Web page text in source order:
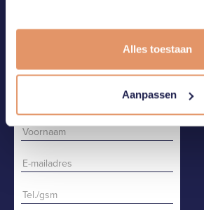
Alles toestaan
Aanpassen
CONTACTEER ONS